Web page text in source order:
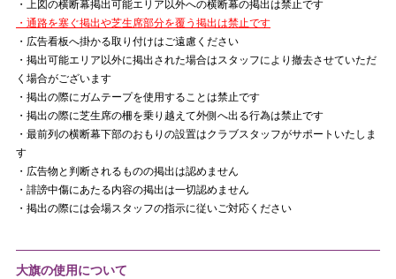
・上図の横断幕掲出可能エリア以外への横断幕の掲出は禁止です
・通路を塞ぐ掲出や芝生席部分を覆う掲出は禁止です
・広告看板へ掛かる取り付けはご遠慮ください
・掲出可能エリア以外に掲出された場合はスタッフにより撤去させていただ
く場合がございます
・掲出の際にガムテープを使用することは禁止です
・掲出の際に芝生席の柵を乗り越えて外側へ出る行為は禁止です
・最前列の横断幕下部のおもりの設置はクラブスタッフがサポートいたしま
す
・広告物と判断されるものの掲出は認めません
・誹謗中傷にあたる内容の掲出は一切認めません
・掲出の際には会場スタッフの指示に従いご対応ください
大旗の使用について